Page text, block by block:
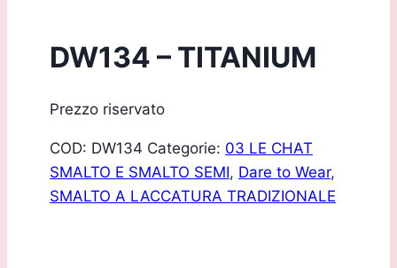
DW134 – TITANIUM
Prezzo riservato
COD: DW134 Categorie: 03 LE CHAT
SMALTO E SMALTO SEMI, Dare to Wear,
SMALTO A LACCATURA TRADIZIONALE